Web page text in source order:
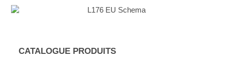
CATALOGUE PRODUITS